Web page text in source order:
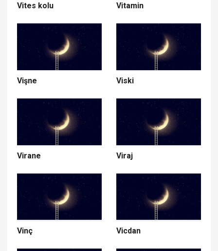
Vites kolu Vitamin
Vişne Viski
Virane Viraj
Vinç Vicdan